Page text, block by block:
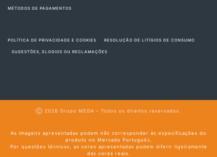
MÉTODOS DE PAGAMENTOS
POLÍTICA DE PRIVACIDADE E COOKIES RESOLUÇÃO DE LITÍGIOS DE CONSUMO
SUGESTÕES, ELOGIOS OU RECLAMAÇÕES
Ⓒ 2026 Grupo MEGA – Todos os direitos reservados.
As imagens apresentadas podem não corresponder às especificações do
produto no Mercado Português.
Por questões técnicas, as cores apresentadas podem diferir ligeiramente
das cores reais.